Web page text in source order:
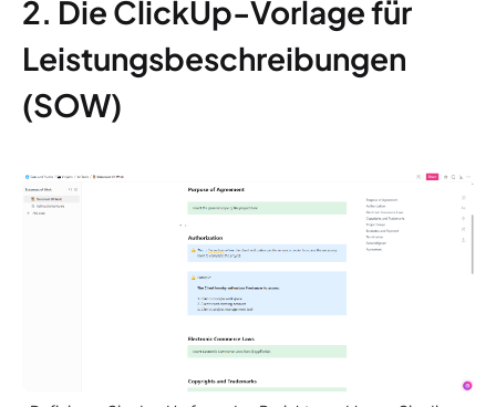
2. Die ClickUp-Vorlage für
Leistungsbeschreibungen
(SOW)